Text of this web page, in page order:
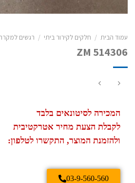
עמוד הבית / חלקים לקירור ביתי / רגשים למקרר
ZM 514306
המכירה לסיטונאים בלבד
לקבלת הצעת מחיר אטרקטיבית
ולהזמנת המוצר, התקשרו לטלפון:
03-9-560-560